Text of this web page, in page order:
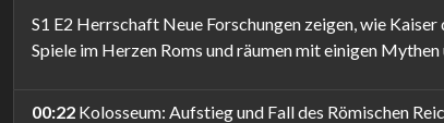
S1 E2 Herrschaft Neue Forschungen zeigen, wie
Spiele im Herzen Roms und räumen mit einigen
00:22 Kolosseum: Aufstieg und Fall des Römischen